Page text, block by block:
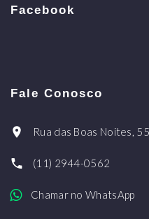
Facebook
Fale Conosco
Rua das Boas Noites,
(11) 2944-0562
Chamar no WhatsApp